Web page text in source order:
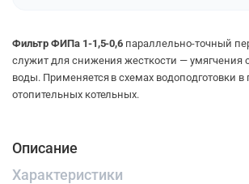
Фильтр ФИПа 1-1,5-0,6 параллельно-точный
служит для снижения жесткости — умягчения
воды. Применяется в схемах водоподготовки
отопительных котельных.
Описание
Характеристики